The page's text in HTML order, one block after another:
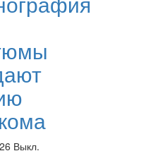
Выкл.